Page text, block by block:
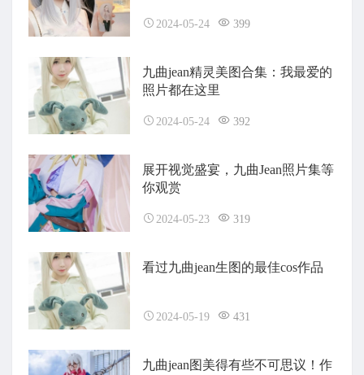
2024-05-24 399
九曲jean精灵美图合集：我最爱的
照片都在这里
2024-05-24 392
展开视觉盛宴，九曲Jean照片集等
你观赏
2024-05-23 319
看过九曲jean生图的最佳cos作品
2024-05-19 431
九曲jean图美得有些不可思议！作